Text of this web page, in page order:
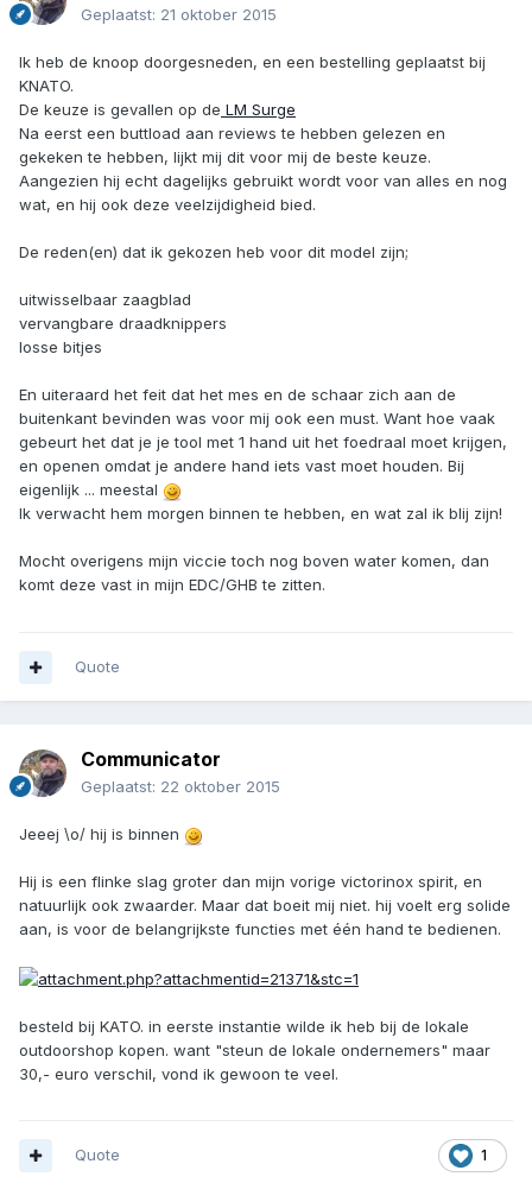
Geplaatst: 21 oktober 2015
Ik heb de knoop doorgesneden, en een bestelling geplaatst bij
KNATO.
De keuze is gevallen op de LM Surge
Na eerst een buttload aan reviews te hebben gelezen en
gekeken te hebben, lijkt mij dit voor mij de beste keuze.
Aangezien hij echt dagelijks gebruikt wordt voor van alles en nog
wat, en hij ook deze veelzijdigheid bied.
De reden(en) dat ik gekozen heb voor dit model zijn;
uitwisselbaar zaagblad
vervangbare draadknippers
losse bitjes
En uiteraard het feit dat het mes en de schaar zich aan de
buitenkant bevinden was voor mij ook een must. Want hoe vaak
gebeurt het dat je je tool met 1 hand uit het foedraal moet krijgen,
en openen omdat je andere hand iets vast moet houden. Bij
eigenlijk ... meestal
Ik verwacht hem morgen binnen te hebben, en wat zal ik blij zijn!
Mocht overigens mijn viccie toch nog boven water komen, dan
komt deze vast in mijn EDC/GHB te zitten.
Quote
Communicator
Geplaatst: 22 oktober 2015
Jeeej \o/ hij is binnen
Hij is een flinke slag groter dan mijn vorige victorinox spirit, en
natuurlijk ook zwaarder. Maar dat boeit mij niet. hij voelt erg solide
aan, is voor de belangrijkste functies met één hand te bedienen.
besteld bij KATO. in eerste instantie wilde ik heb bij de lokale
outdoorshop kopen. want "steun de lokale ondernemers" maar
30,- euro verschil, vond ik gewoon te veel.
1
Quote